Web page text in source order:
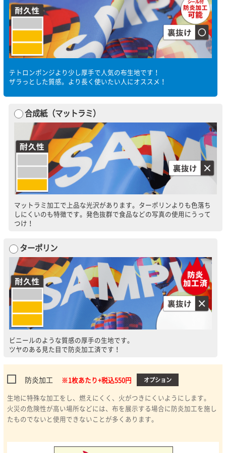
テトロンポンジより少し厚手で人気の布生地です！
ザラっとした質感。より長く使いたい人にオススメ！
合成紙（マットラミ）
マットラミ加工で上品な光沢があります。ターポリンよりも色落ち
しにくいのも特徴です。発色抜群で食品などの写真の使用にうって
つけ！
ターポリン
ビニールのような質感の厚手の生地です。
ツヤのある見た目で防炎加工済です！
防炎加工 ※1枚あたり+税込550円 オプション
生地に特殊な加工をし、燃えにくく、火がつきにくいようにします。
火災の危険性が高い場所などには、布を展示する場合に防炎加工を施し
たものでないと使用できないことが多くあります。